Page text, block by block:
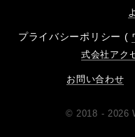
プライバシーポリシー (
式会社アク
お問い合わせ
© 2018 - 2026